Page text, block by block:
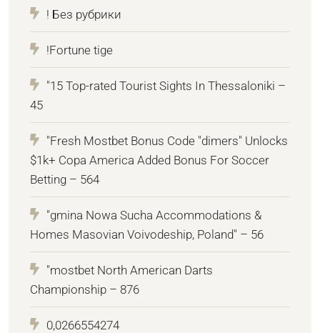
! Без рубрики
!Fortune tige
"15 Top-rated Tourist Sights In Thessaloniki –
45
"Fresh Mostbet Bonus Code "dimers" Unlocks
$1k+ Copa America Added Bonus For Soccer
Betting – 564
"gmina Nowa Sucha Accommodations &
Homes Masovian Voivodeship, Poland" – 56
"mostbet North American Darts
Championship – 876
0,0266554274